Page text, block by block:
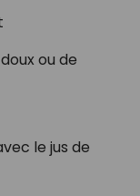
ou de
le jus de